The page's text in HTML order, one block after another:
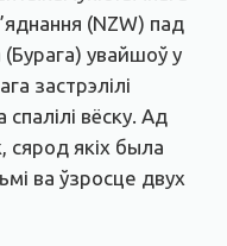
(NZW) пад
(Бурага) увайшоў у
застрэлілі
спалілі вёску. Ад
сярод якіх была
ва ўзросце двух